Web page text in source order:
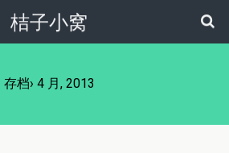
桔子小窝
存档› 4 月, 2013